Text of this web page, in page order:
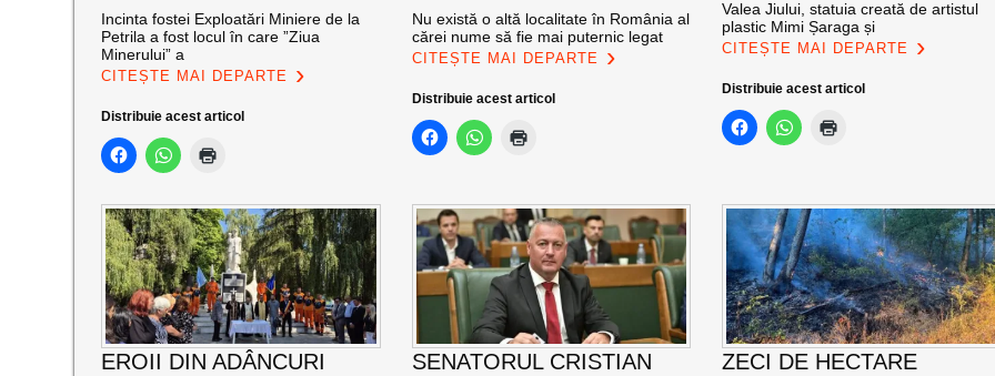
Incinta fostei Exploatări Miniere de la
Petrila a fost locul în care ”Ziua
Minerului” a
CITEȘTE MAI DEPARTE
Distribuie acest articol
Nu există o altă localitate în România al
cărei nume să fie mai puternic legat
CITEȘTE MAI DEPARTE
Distribuie acest articol
Valea Jiului, statuia creată de artistul
plastic Mimi Șaraga și
CITEȘTE MAI DEPARTE
Distribuie acest articol
EROII DIN ADÂNCURI SENATORUL CRISTIAN ZECI DE HECTARE